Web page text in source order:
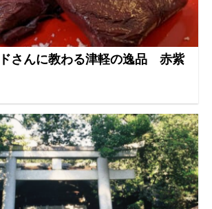
さんに教わる津軽の逸品 赤紫